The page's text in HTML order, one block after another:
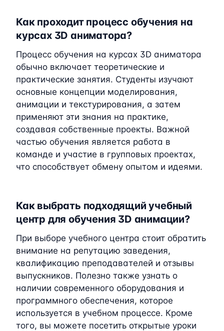
Как проходит процесс обучения на
курсах 3D аниматора?
Процесс обучения на курсах 3D аниматора
обычно включает теоретические и
практические занятия. Студенты изучают
основные концепции моделирования,
анимации и текстурирования, а затем
применяют эти знания на практике,
создавая собственные проекты. Важной
частью обучения является работа в
команде и участие в групповых проектах,
что способствует обмену опытом и идеями.
Как выбрать подходящий учебный
центр для обучения 3D анимации?
При выборе учебного центра стоит обратить
внимание на репутацию заведения,
квалификацию преподавателей и отзывы
выпускников. Полезно также узнать о
наличии современного оборудования и
программного обеспечения, которое
используется в учебном процессе. Кроме
того, вы можете посетить открытые уроки